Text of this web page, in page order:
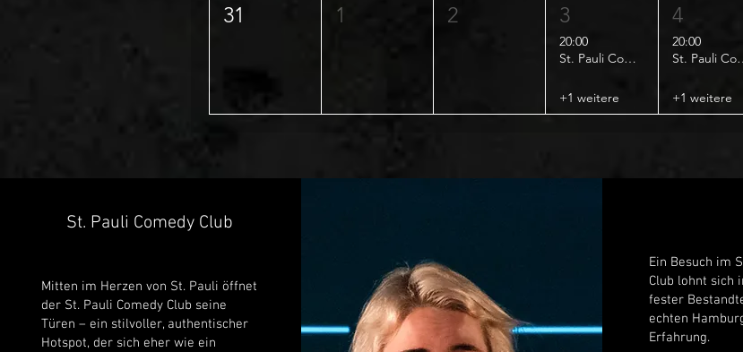
31 1 2 3
20:00
St. Pauli Comedy Club
+1 weitere
4
20:00
St.
+1 weitere
St. Pauli Comedy Club
Mitten im Herzen von St. Pauli öffnet
der St. Pauli Comedy Club seine
Türen – ein stilvoller, authentischer
Hotspot, der sich eher wie ein
Ein Besuch im
Club lohnt sich
fester
echten
Erfahrung.